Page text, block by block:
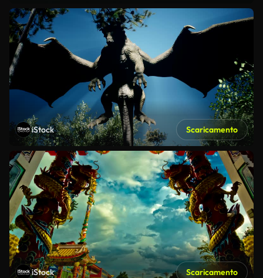
iStock Scaricamento
iStock Scaricamento